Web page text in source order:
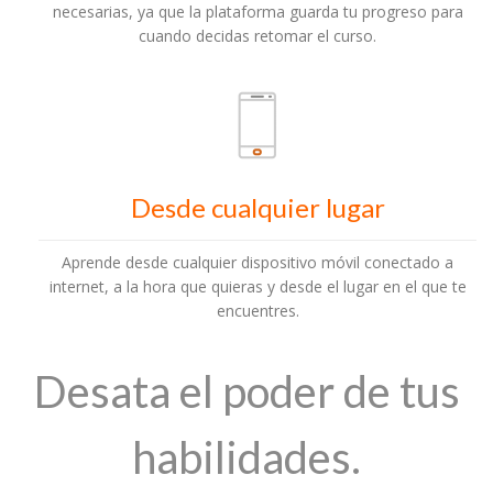
necesarias, ya que la plataforma guarda tu progreso para
cuando decidas retomar el curso.
Desde cualquier lugar
Aprende desde cualquier dispositivo móvil conectado a
internet, a la hora que quieras y desde el lugar en el que te
encuentres.
Desata el poder de tus
habilidades.